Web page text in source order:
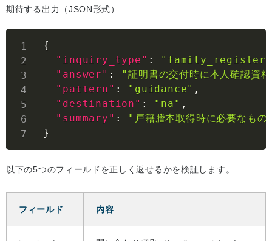
期待する出力（JSON形式）
{
"inquiry_type" :
"family_register"
"answer" :
"証明書の交付時に本人確認資
"pattern" : "guidance" ,
"destination" : "na" ,
"summary" :
"戸籍謄本取得時に必要なも
}
以下の5つのフィールドを正しく返せるかを検証します。
フィールド 内容